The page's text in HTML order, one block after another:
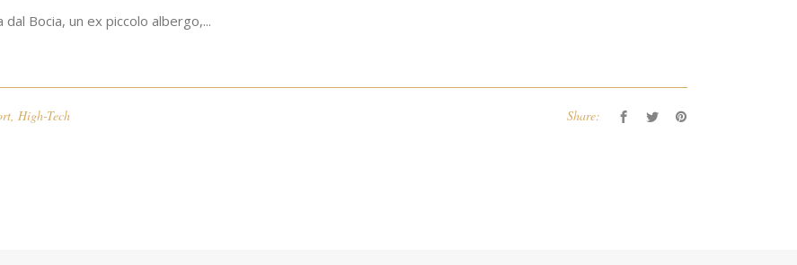
Bocia, un ex piccolo albergo,...
, High-Tech Share: